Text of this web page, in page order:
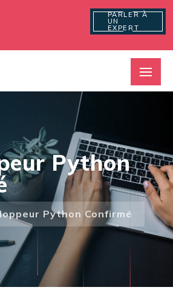
PARLER À
UN
EXPERT
Python
Python Confirmé